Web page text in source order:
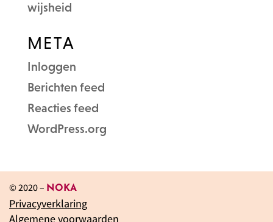
wijsheid
META
Inloggen
Berichten feed
Reacties feed
WordPress.org
© 2020 – NOKA
Privacyverklaring
Algemene voorwaarden